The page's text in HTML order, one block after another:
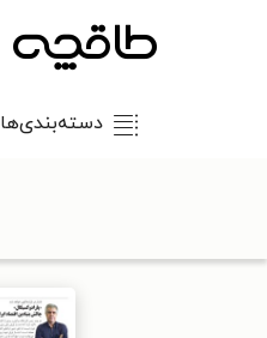
دسته‌بندی‌ها